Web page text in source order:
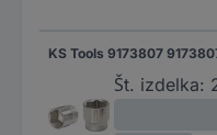
KS Tools 9173807
Št. izdelka: